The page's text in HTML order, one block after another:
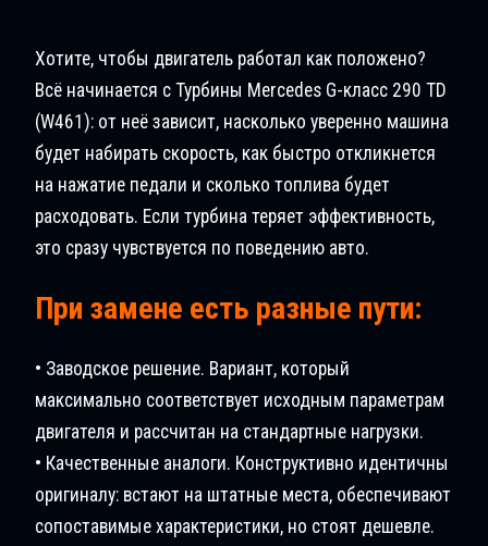
Хотите, чтобы двигатель работал как положено?
Всё начинается с Турбины Mercedes G-класс 290 TD
(W461): от неё зависит, насколько уверенно машина
будет набирать скорость, как быстро откликнется
на нажатие педали и сколько топлива будет
расходовать. Если турбина теряет эффективность,
это сразу чувствуется по поведению авто.
При замене есть разные пути:
• Заводское решение. Вариант, который
максимально соответствует исходным параметрам
двигателя и рассчитан на стандартные нагрузки.
• Качественные аналоги. Конструктивно идентичны
оригиналу: встают на штатные места, обеспечивают
сопоставимые характеристики, но стоят дешевле.